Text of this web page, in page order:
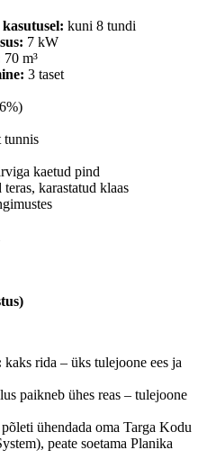
kuni 8 tundi
7 kW
70 m³
3 taset
tunnis
kaetud pind
karastatud klaas
kaks rida – üks tulejoone ees ja
paikneb ühes reas – tulejoone
ühendada oma Targa Kodu
peate soetama Planika